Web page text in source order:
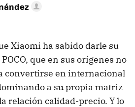
Xiaomi ha sabido darle su
que en sus orígenes no
convertirse en internacional
a su propia matriz
relación calidad-precio. Y lo